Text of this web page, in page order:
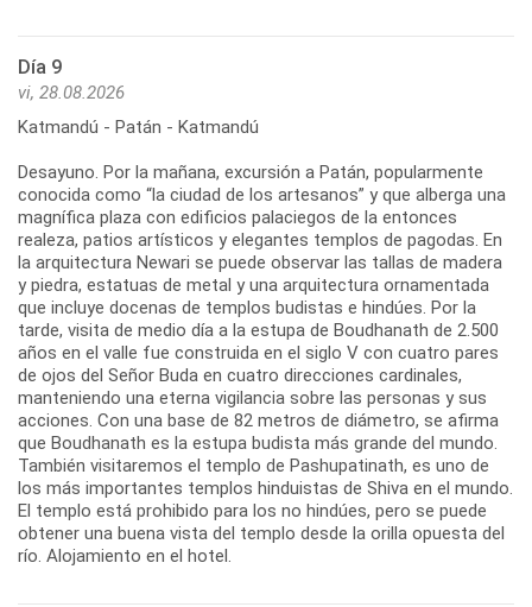
Día 9
vi, 28.08.2026
Katmandú - Patán - Katmandú
Desayuno. Por la mañana, excursión a Patán, popularmente
conocida como “la ciudad de los artesanos” y que alberga una
magnífica plaza con edificios palaciegos de la entonces
realeza, patios artísticos y elegantes templos de pagodas. En
la arquitectura Newari se puede observar las tallas de madera
y piedra, estatuas de metal y una arquitectura ornamentada
que incluye docenas de templos budistas e hindúes. Por la
tarde, visita de medio día a la estupa de Boudhanath de 2.500
años en el valle fue construida en el siglo V con cuatro pares
de ojos del Señor Buda en cuatro direcciones cardinales,
manteniendo una eterna vigilancia sobre las personas y sus
acciones. Con una base de 82 metros de diámetro, se afirma
que Boudhanath es la estupa budista más grande del mundo.
También visitaremos el templo de Pashupatinath, es uno de
los más importantes templos hinduistas de Shiva en el mundo.
El templo está prohibido para los no hindúes, pero se puede
obtener una buena vista del templo desde la orilla opuesta del
río. Alojamiento en el hotel.